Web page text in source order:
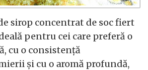
sirop concentrat de soc fiert
pentru cei care preferă o
cu o consistență
și cu o aromă profundă,